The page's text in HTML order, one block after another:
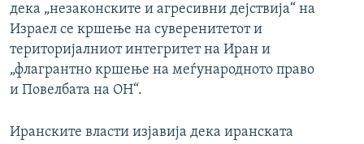
дека „незаконските и агресивни дејствија“ на
Израел се кршење на суверенитетот и
територијалниот интегритет на Иран и
„флагрантно кршење на меѓународното право
и Повелбата на ОН“.
Иранските власти изјавија дека иранската